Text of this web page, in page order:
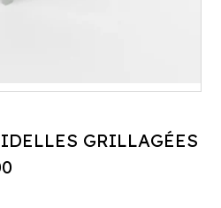
GRILLAGÉES